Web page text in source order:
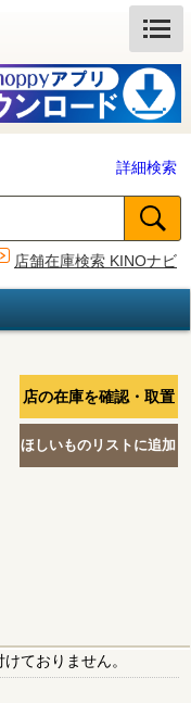
詳細検索
店舗在庫検索 KINOナビ
ておりません。